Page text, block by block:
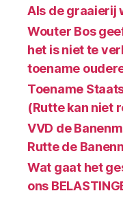
Als de graaierij
Wouter Bos
het is niet te
toename
Toename
(Rutte kan niet
VVD de
Rutte de
Wat gaat het
ons